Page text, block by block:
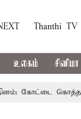
Thanthi TV
உலகம் சினிமா
கோட்டை